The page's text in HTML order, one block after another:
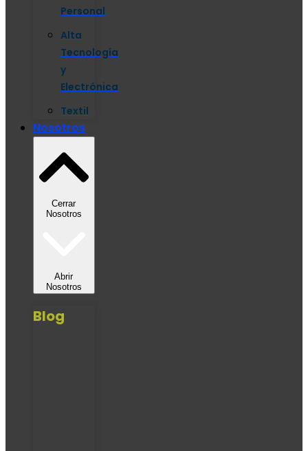
Personal
Alta
Tecnología
y
Electrónica
Textil
Nosotros
Cerrar
Nosotros
Abrir
Nosotros
Blog